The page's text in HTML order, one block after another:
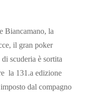
Biancamano, la
il gran poker
scuderia è sortita
la 131.a edizione
dal compagno